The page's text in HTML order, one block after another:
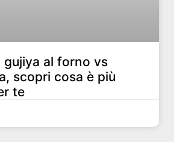
al forno vs
scopri cosa è più
te